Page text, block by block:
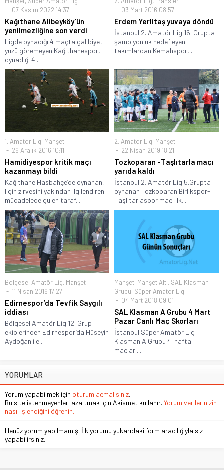
07 Kasım 2022 14:37
Kağıthane Alibeyköy’ün
yenilmezliğine son verdi
Ligde oynadığı 4 maçta galibiyet
yüzü göremeyen Kağıthanespor,
oynadığı 4...
03 Mart 2016 08:57
Erdem Yerlitaş yuvaya döndü
İstanbul 2. Amatör Lig 16. Grupta
şampiyonluk hedefleyen
takımlardan Kemahspor,...
1. Amatör Lig, Manşet
26 Aralık 2016 10:11
Hamidiyespor kritik maçı
kazanmayı bildi
Kağıthane Hasbahçe’de oynanan,
ligin zirvesini yakından ilgilendiren
mücadelede gülen taraf...
2. Amatör Lig, Manşet
22 Nisan 2019 18:21
Tozkoparan -Taşlıtarla maçı
yarıda kaldı
İstanbul 2. Amatör Lig 5.Grupta
oynanan Tozkoparan Birlikspor-
Taşlıtarlaspor maçı ilk...
Bölgesel Amatör Lig, Manşet
11 Nisan 2016 17:27
Edirnespor’da Tevfik Saygılı
iddiası
Bölgesel Amatör Lig 12. Grup
ekiplerinden Edirnespor’da Hüseyin
Aydoğan ile...
Manşet, Manşet Altı, SAL Klasman
Grubu, Süper Amatör Lig
04 Mart 2018 09:01
SAL Klasman A Grubu 4 Mart
Pazar Canlı Maç Skorları
İstanbul Süper Amatör Lig
Klasman A Grubu 4. hafta
maçları...
YORUMLAR
Yorum yapabilmek için oturum açmalısınız.
Bu site istenmeyenleri azaltmak için Akismet kullanır. Yorum verilerinizin
nasıl işlendiğini öğrenin.
Henüz yorum yapılmamış. İlk yorumu yukarıdaki form aracılığıyla siz
yapabilirsiniz.